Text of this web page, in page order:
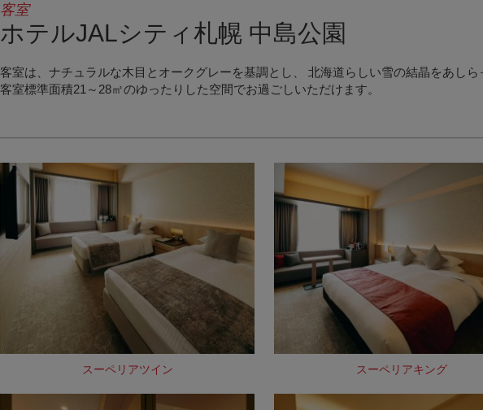
客室
ホテルJALシティ札幌 中島公園
客室は、ナチュラルな木目とオークグレーを基調とし、 北海道らしい雪の結晶をあしら
客室標準面積21～28㎡のゆったりした空間でお過ごしいただけます。
スーペリアツイン スーペリアキング